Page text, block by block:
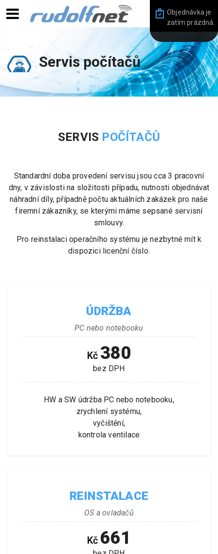
Objednávka je
zatím prázdná.
Servis počítačů
SERVIS POČÍTAČŮ
Standardní doba provedení servisu jsou cca 3 pracovní
dny, v závislosti na složitosti případu, nutnosti objednávat
náhradní díly, případně počtu aktuálních zakázek pro naše
firemní zákazníky, se kterými máme sepsané servisní
smlouvy.
Pro reinstalaci operačního systému je nezbytné mít k
dispozici licenční číslo.
ÚDRŽBA
PC nebo notebooku
Kč 380
bez DPH
HW a SW údržba PC nebo notebooku,
zrychlení systému,
vyčištění,
kontrola ventilace
REINSTALACE
OS a ovladačů
Kč 661